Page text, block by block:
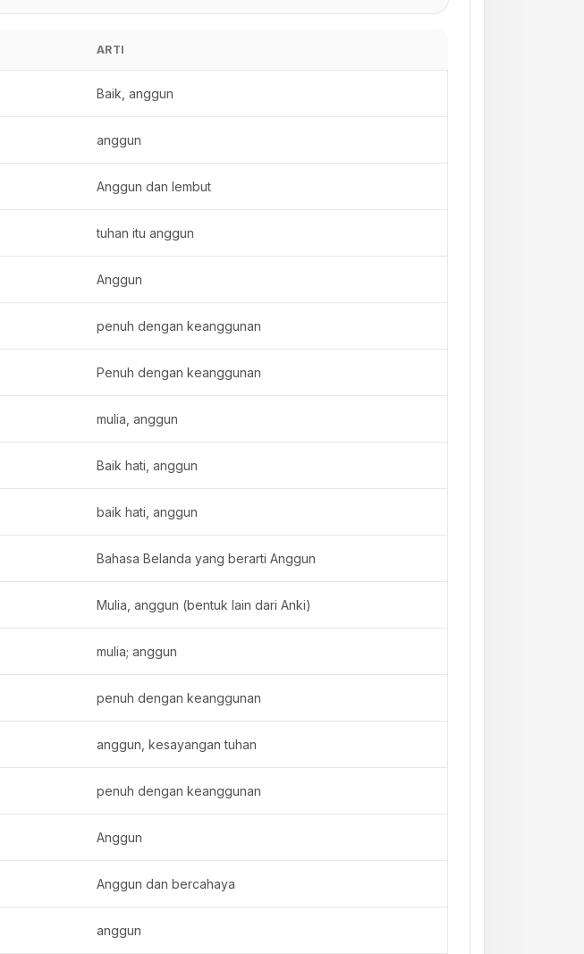
ARTI
Baik, anggun
anggun
Anggun dan lembut
tuhan itu anggun
Anggun
penuh dengan keanggunan
Penuh dengan keanggunan
mulia, anggun
Baik hati, anggun
baik hati, anggun
Bahasa Belanda yang berarti Anggun
Mulia, anggun (bentuk lain dari Anki)
mulia; anggun
penuh dengan keanggunan
anggun, kesayangan tuhan
penuh dengan keanggunan
Anggun
Anggun dan bercahaya
anggun